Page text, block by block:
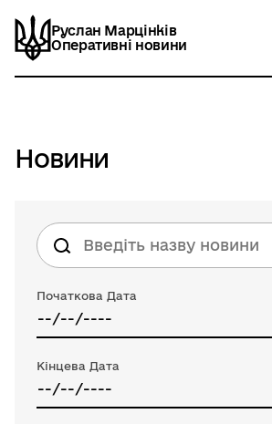
Руслан Марцінків
Оперативні новини
Руслан Марцінків
Оперативні новини
Новини
Початкова Дата
Кінцева Дата